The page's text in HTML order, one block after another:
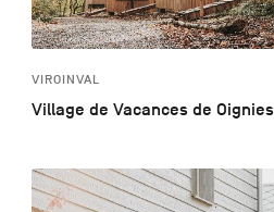
VIROINVAL
Village de Vacances de Oignies